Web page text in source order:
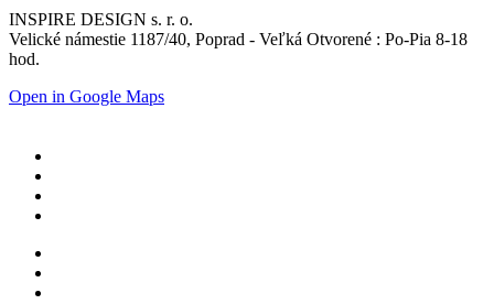
INSPIRE DESIGN s. r. o.
Velické námestie 1187/40, Poprad - Veľká Otvorené : Po-Pia 8-18
hod.
Open in Google Maps